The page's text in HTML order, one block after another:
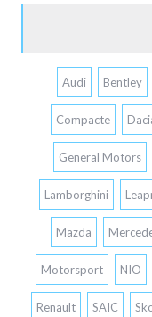
Audi Bentley
Compacte
General Motors
Lamborghini
Mazda
Motorsport NIO
Renault SAIC